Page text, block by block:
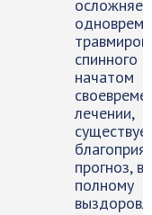
спинного
начатом
лечении,
прогноз,
полному